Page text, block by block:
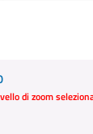
di zoom